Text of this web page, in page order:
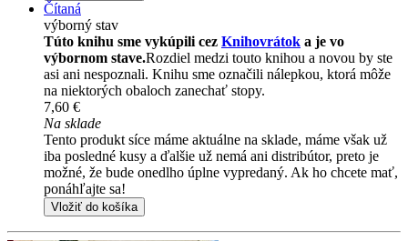
Čítaná
výborný stav
Túto knihu sme vykúpili cez Knihovrátok a je vo
výbornom stave.Rozdiel medzi touto knihou a novou by ste
asi ani nespoznali. Knihu sme označili nálepkou, ktorá môže
na niektorých obaloch zanechať stopy.
7,60 €
Na sklade
Tento produkt síce máme aktuálne na sklade, máme však už
iba posledné kusy a ďalšie už nemá ani distribútor, preto je
možné, že bude onedlho úplne vypredaný. Ak ho chcete mať,
ponáhľajte sa!
Vložiť do košíka